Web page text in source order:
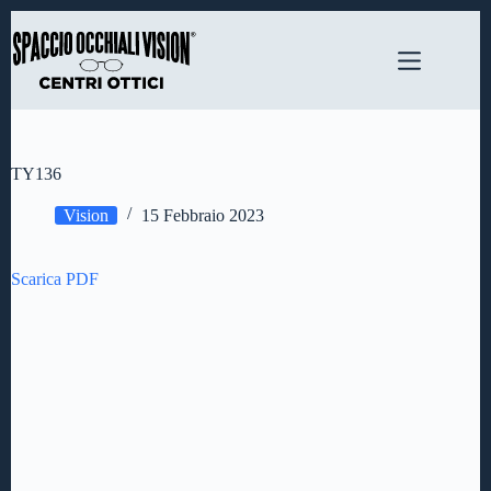
al
contenuto
TY136
Vision 15 Febbraio 2023
Scarica PDF